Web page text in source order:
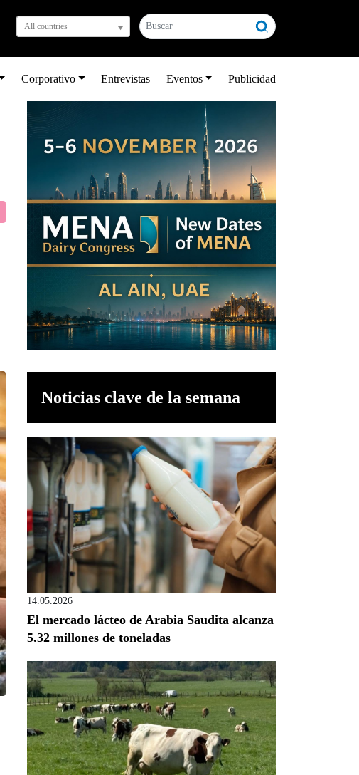
All countries
Corporativo Entrevistas Eventos Publicidad
Noticias clave de la semana
14.05.2026
El mercado lácteo de Arabia Saudita alcanza
5.32 millones de toneladas